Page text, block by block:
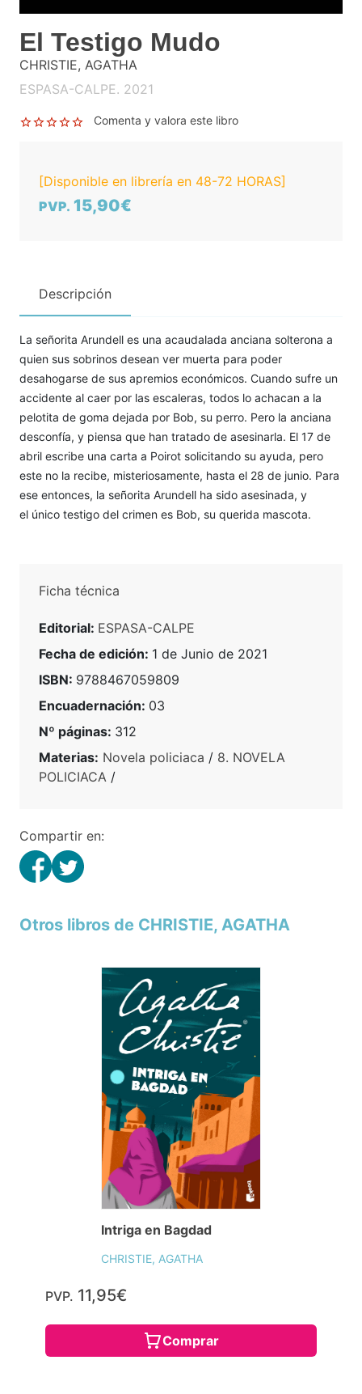
El Testigo Mudo
CHRISTIE, AGATHA
ESPASA-CALPE. 2021
Comenta y valora este libro
[Disponible en librería en 48-72 HORAS]
PVP. 15,90€
Descripción
La señorita Arundell es una acaudalada anciana solterona a
quien sus sobrinos desean ver muerta para poder
desahogarse de sus apremios económicos. Cuando sufre un
accidente al caer por las escaleras, todos lo achacan a la
pelotita de goma dejada por Bob, su perro. Pero la anciana
desconfía, y piensa que han tratado de asesinarla. El 17 de
abril escribe una carta a Poirot solicitando su ayuda, pero
este no la recibe, misteriosamente, hasta el 28 de junio. Para
ese entonces, la señorita Arundell ha sido asesinada, y
el único testigo del crimen es Bob, su querida mascota.
Ficha técnica
Editorial: ESPASA-CALPE
Fecha de edición: 1 de Junio de 2021
ISBN: 9788467059809
Encuadernación: 03
Nº páginas: 312
Materias: Novela policiaca / 8. NOVELA
POLICIACA /
Compartir en:
Otros libros de CHRISTIE, AGATHA
Intriga en Bagdad
CHRISTIE, AGATHA
PVP. 11,95€
Comprar